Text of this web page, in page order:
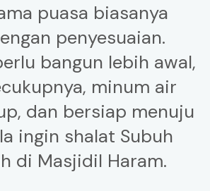
puasa biasanya
penyesuaian.
bangun lebih awal,
minum air
dan bersiap menuju
ingin shalat Subuh
di Masjidil Haram.